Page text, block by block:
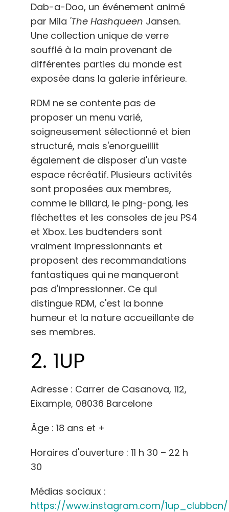
Dab-a-Doo, un événement animé
par Mila 'The Hashqueen Jansen.
Une collection unique de verre
soufflé à la main provenant de
différentes parties du monde est
exposée dans la galerie inférieure.
RDM ne se contente pas de
proposer un menu varié,
soigneusement sélectionné et bien
structuré, mais s'enorgueillit
également de disposer d'un vaste
espace récréatif. Plusieurs activités
sont proposées aux membres,
comme le billard, le ping-pong, les
fléchettes et les consoles de jeu PS4
et Xbox. Les budtenders sont
vraiment impressionnants et
proposent des recommandations
fantastiques qui ne manqueront
pas d'impressionner. Ce qui
distingue RDM, c'est la bonne
humeur et la nature accueillante de
ses membres.
2. 1UP
Adresse : Carrer de Casanova, 112,
Eixample, 08036 Barcelone
Âge : 18 ans et +
Horaires d'ouverture : 11 h 30 – 22 h
30
Médias sociaux :
https://www.instagram.com/1up_clubbcn/